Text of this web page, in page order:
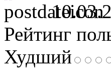
Рейтинг
Худший